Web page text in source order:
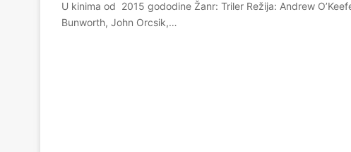
U kinima od 2015 gododine Žanr: Triler Režija: Andrew
Bunworth, John Orcsik,…